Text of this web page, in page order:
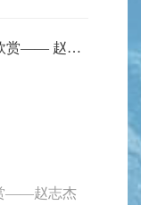
第十四师昆玉市书法家协会作品欣赏—— 赵志杰
——赵志杰